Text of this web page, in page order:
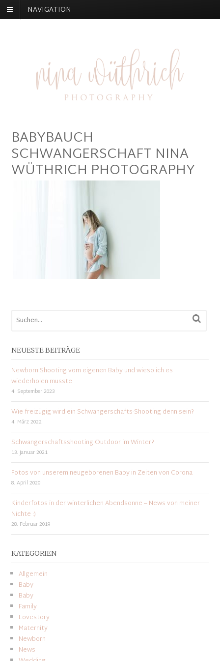
NAVIGATION
BABYBAUCH
SCHWANGERSCHAFT NINA
WÜTHRICH PHOTOGRAPHY
NEUESTE BEITRÄGE
Newborn Shooting vom eigenen Baby und wieso ich es
wiederholen musste
4. September 2023
Wie freizügig wird ein Schwangerschafts-Shooting denn sein?
4. März 2022
Schwangerschaftsshooting Outdoor im Winter?
13. Januar 2021
Fotos von unserem neugeborenen Baby in Zeiten von Corona
8. April 2020
Kinderfotos in der winterlichen Abendsonne – News von meiner
Nichte :)
28. Februar 2019
KATEGORIEN
Allgemein
Baby
Baby
Family
Lovestory
Maternity
Newborn
News